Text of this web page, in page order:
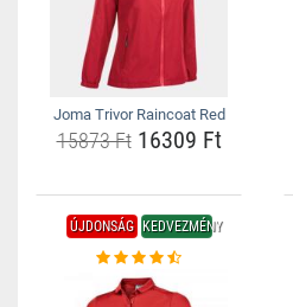
Joma Trivor Raincoat Red
15873 Ft16309 Ft
ÚJDONSÁG KEDVEZMÉNY